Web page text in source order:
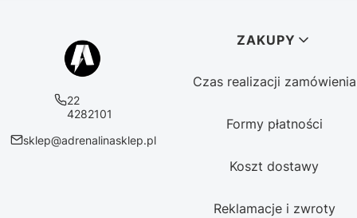
22
4282101
sklep@adrenalinasklep.pl
Linki w stopce
ZAKUPY
Czas realizacji zamówienia
Formy płatności
Koszt dostawy
Reklamacje i zwroty